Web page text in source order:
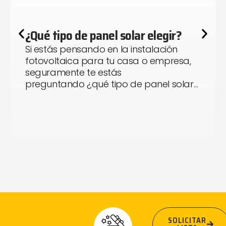
¿Qué tipo de panel solar elegir?
Si estás pensando en la instalación
fotovoltaica para tu casa o empresa,
seguramente te estás
preguntando ¿qué tipo de panel solar…
SOLICITAR